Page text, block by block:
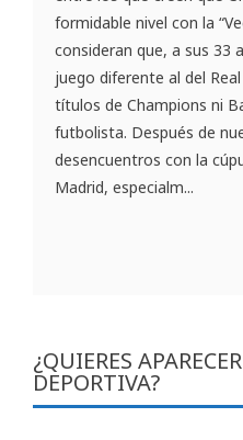
formidable nivel con la
consideran que, a sus 33
juego diferente al del
títulos de Champions ni
futbolista. Después de
desencuentros con la
Madrid, especialm...
¿QUIERES
DEPORTIVA?